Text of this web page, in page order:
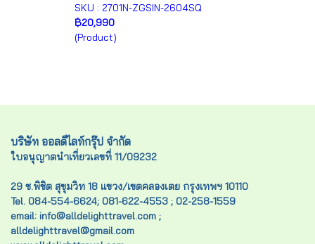
SKU : 2701N-ZGSIN-2604SQ
฿20,990
(Product)
บริษัท ออลดีไลท์กรุ๊ป จำกัด
ใบอนุญาตนำเที่ยวเลขที่ 11/09232
29 ซ.พิชิต สุขุมวิท 18 แขวง/เขตคลองเตย กรุงเทพฯ 10110
Tel. 084-554-6624; 081-622-4553 ; 02-258-1559
email: info@alldelighttravel.com ;
alldelighttravel@gmail.com